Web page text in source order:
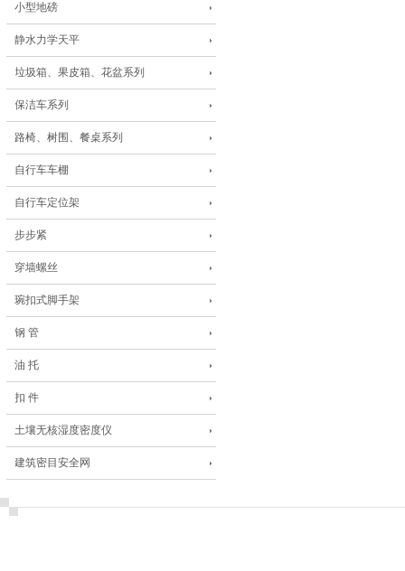
小型地磅
静水力学天平
垃圾箱、果皮箱、花盆系列
保洁车系列
路椅、树围、餐桌系列
自行车车棚
自行车定位架
步步紧
穿墙螺丝
琬扣式脚手架
钢 管
油 托
扣 件
土壤无核湿度密度仪
建筑密目安全网